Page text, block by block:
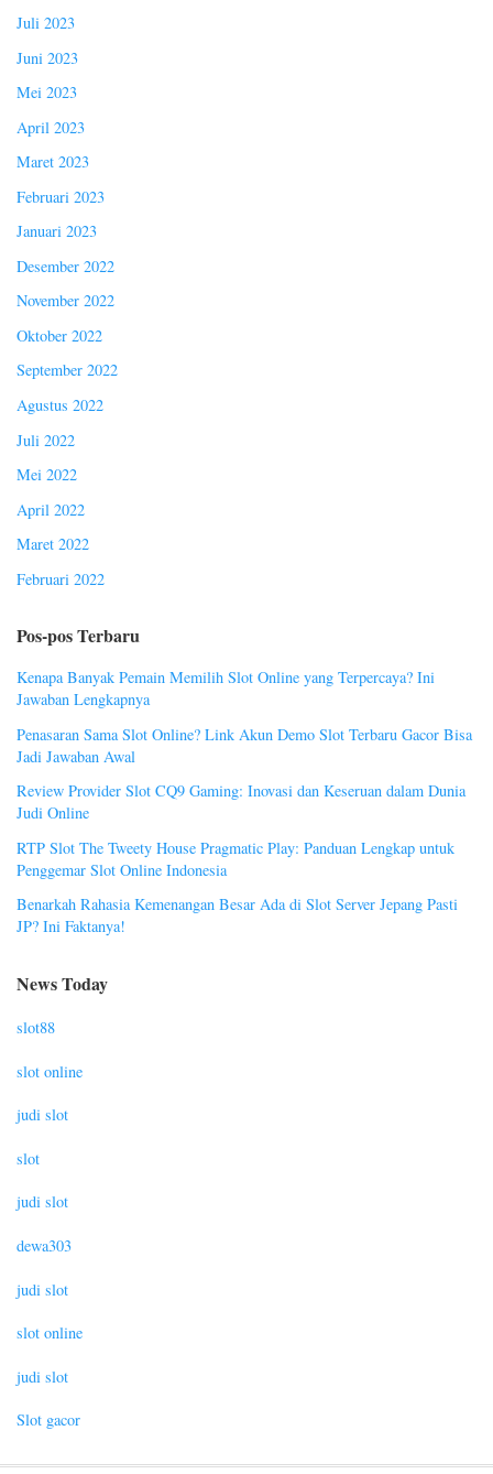
Juli 2023
Juni 2023
Mei 2023
April 2023
Maret 2023
Februari 2023
Januari 2023
Desember 2022
November 2022
Oktober 2022
September 2022
Agustus 2022
Juli 2022
Mei 2022
April 2022
Maret 2022
Februari 2022
Pos-pos Terbaru
Kenapa Banyak Pemain Memilih Slot Online yang Terpercaya? Ini
Jawaban Lengkapnya
Penasaran Sama Slot Online? Link Akun Demo Slot Terbaru Gacor Bisa
Jadi Jawaban Awal
Review Provider Slot CQ9 Gaming: Inovasi dan Keseruan dalam Dunia
Judi Online
RTP Slot The Tweety House Pragmatic Play: Panduan Lengkap untuk
Penggemar Slot Online Indonesia
Benarkah Rahasia Kemenangan Besar Ada di Slot Server Jepang Pasti
JP? Ini Faktanya!
News Today
slot88
slot online
judi slot
slot
judi slot
dewa303
judi slot
slot online
judi slot
Slot gacor